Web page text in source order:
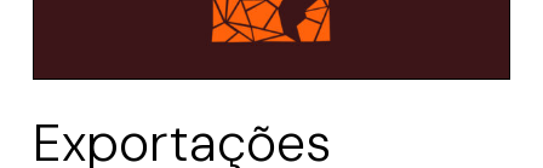
Exportações